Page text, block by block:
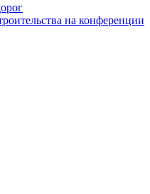
на конференции